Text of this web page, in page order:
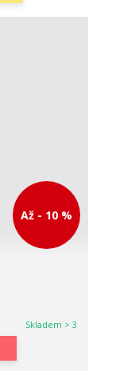
Až - 10 %
Skladem > 3